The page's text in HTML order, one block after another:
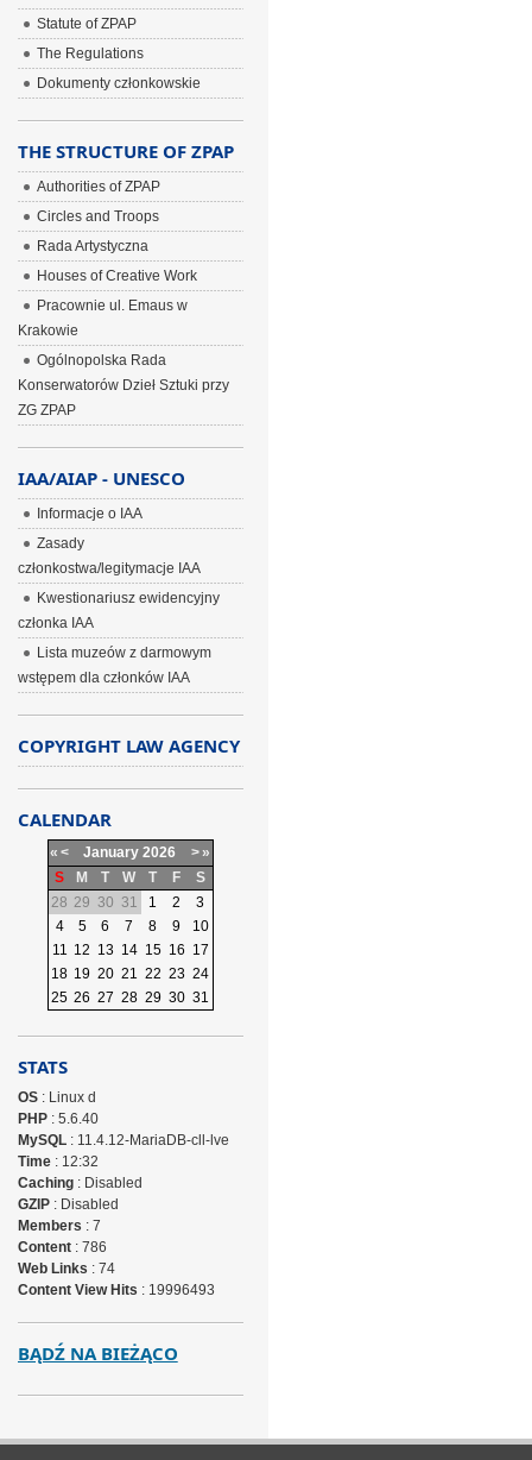
Statute of ZPAP
The Regulations
Dokumenty członkowskie
THE STRUCTURE OF ZPAP
Authorities of ZPAP
Circles and Troops
Rada Artystyczna
Houses of Creative Work
Pracownie ul. Emaus w
Krakowie
Ogólnopolska Rada
Konserwatorów Dzieł Sztuki przy
ZG ZPAP
IAA/AIAP - UNESCO
Informacje o IAA
Zasady
członkostwa/legitymacje IAA
Kwestionariusz ewidencyjny
członka IAA
Lista muzeów z darmowym
wstępem dla członków IAA
COPYRIGHT LAW AGENCY
CALENDAR
« < January 2026 >»
S
M T W T F
S
28 29 30 31 1 2
3
4
5 6 7 8 9
10
11 12 13 14 15 16 17
18 19 20 21 22 23 24
25 26 27 28 29 30 31
STATS
OS: Linux d
PHP: 5.6.40
MySQL: 11.4.12-MariaDB-cll-lve
Time: 12:32
Caching: Disabled
GZIP: Disabled
Members : 7
Content: 786
Web Links : 74
Content View Hits : 19996493
BĄDŹ NA BIEŻĄCO